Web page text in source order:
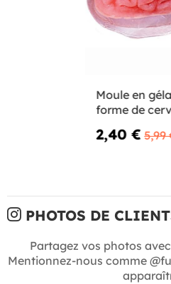
Moule en
forme de
2,40 € 5,99
PHOTOS DE
Partagez vos photos
Mentionnez-nous comme